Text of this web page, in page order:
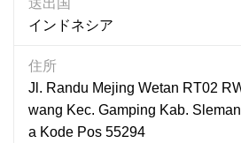
送出国
インドネシア
住所
Jl. Randu Mejing Wetan RT02
wang Kec. Gamping Kab.
a Kode Pos 55294